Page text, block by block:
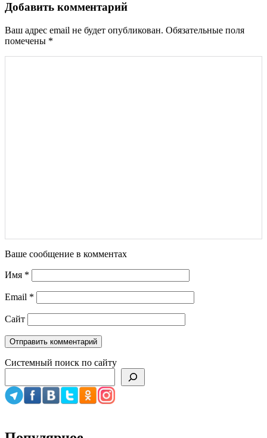
Добавить комментарий
Ваш адрес email не будет опубликован. Обязательные поля
помечены *
Ваше сообщение в комментах
Имя *
Email *
Сайт
Системный поиск по сайту